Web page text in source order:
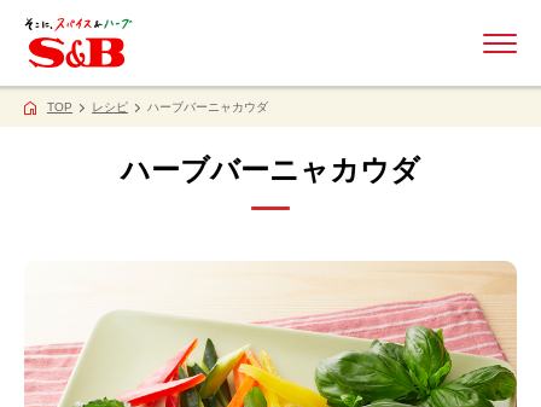
TOP レシピ ハーブバーニャカウダ
ハーブバーニャカウダ